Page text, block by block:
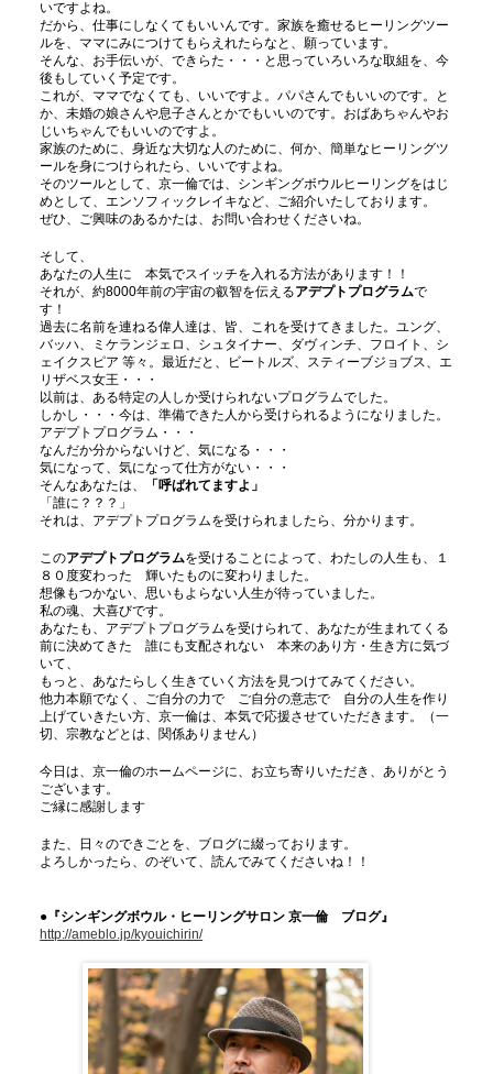
いですよね。
だから、仕事にしなくてもいいんです。家族を癒せるヒーリングツー
ルを、ママにみにつけてもらえれたらなと、願っています。
そんな、お手伝いが、できらた・・・と思っていろいろな取組を、今
後もしていく予定です。
これが、ママでなくても、いいですよ。パパさんでもいいのです。と
か、未婚の娘さんや息子さんとかでもいいのです。おばあちゃんやお
じいちゃんでもいいのですよ。
家族のために、身近な大切な人のために、何か、簡単なヒーリングツ
ールを身につけられたら、いいですよね。
そのツールとして、京一倫では、シンギングボウルヒーリングをはじ
めとして、エンソフィックレイキなど、ご紹介いたしております。
ぜひ、ご興味のあるかたは、お問い合わせくださいね。
そして、
あなたの人生に 本気でスイッチを入れる方法があります！！
それが、約8000年前の宇宙の叡智を伝えるアデプトプログラムで
す！
過去に名前を連ねる偉人達は、皆、これを受けてきました。ユング、
バッハ、ミケランジェロ、シュタイナー、ダヴィンチ、フロイト、シ
ェイクスピア 等々。最近だと、ビートルズ、スティーブジョブス、エ
リザベス女王・・・
以前は、ある特定の人しか受けられないプログラムでした。
しかし・・・今は、準備できた人から受けられるようになりました。
アデプトプログラム・・・
なんだか分からないけど、気になる・・・
気になって、気になって仕方がない・・・
そんなあなたは、
「呼ばれてますよ」
「誰に？？？」
それは、アデプトプログラムを受けられましたら、分かります。
このアデプトプログラムを受けることによって、わたしの人生も、１
８０度変わった 輝いたものに変わりました。
想像もつかない、思いもよらない人生が待っていました。
私の魂、大喜びです。
あなたも、アデプトプログラムを受けられて、あなたが生まれてくる
前に決めてきた 誰にも支配されない 本来のあり方・生き方に気づ
いて、
もっと、あなたらしく生きていく方法を見つけてみてください。
他力本願でなく、ご自分の力で ご自分の意志で 自分の人生を作り
上げていきたい方、京一倫は、本気で応援させていただきます。（一
切、宗教などとは、関係ありません）
今日は、京一倫のホームページに、お立ち寄りいただき、ありがとう
ございます。
ご縁に感謝します
また、日々のできごとを、ブログに綴っております。
よろしかったら、のぞいて、読んでみてくださいね！！
●『シンギングボウル・ヒーリングサロン 京一倫 ブログ』
http://ameblo.jp/kyouichirin/